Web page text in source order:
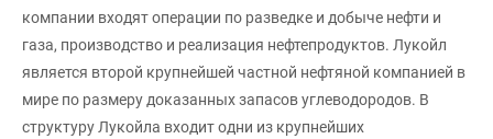
компании входят операции по разведке и добыче нефти и
газа, производство и реализация нефтепродуктов. Лукойл
является второй крупнейшей частной нефтяной компанией в
мире по размеру доказанных запасов углеводородов. В
структуру Лукойла входит одни из крупнейших